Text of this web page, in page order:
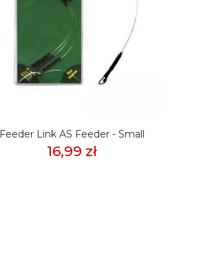
Feeder Link AS Feeder - Small
16,99 zł